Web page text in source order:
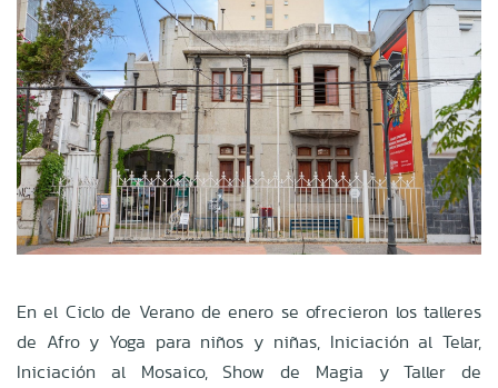
En el Ciclo de Verano de enero se ofrecieron los talleres
de Afro y Yoga para niños y niñas, Iniciación al Telar,
Iniciación al Mosaico, Show de Magia y Taller de